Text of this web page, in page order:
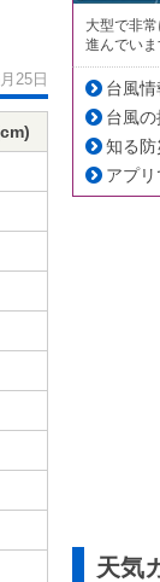
25日
大型で非
進んでい
台風
台風
知る防
アプ
天気